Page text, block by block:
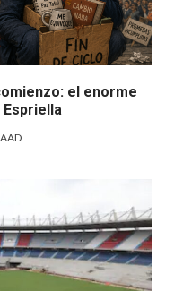
el enorme